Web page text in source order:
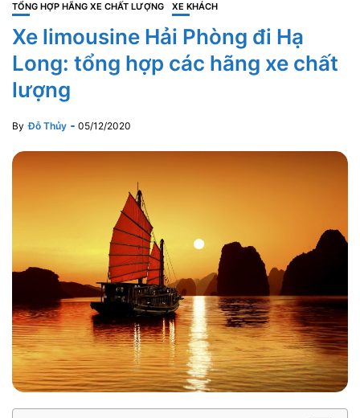
TỔNG HỢP HÃNG XE CHẤT LƯỢNG XE KHÁCH
Xe limousine Hải Phòng đi Hạ
Long: tổng hợp các hãng xe chất
lượng
By Đỗ Thủy 05/12/2020